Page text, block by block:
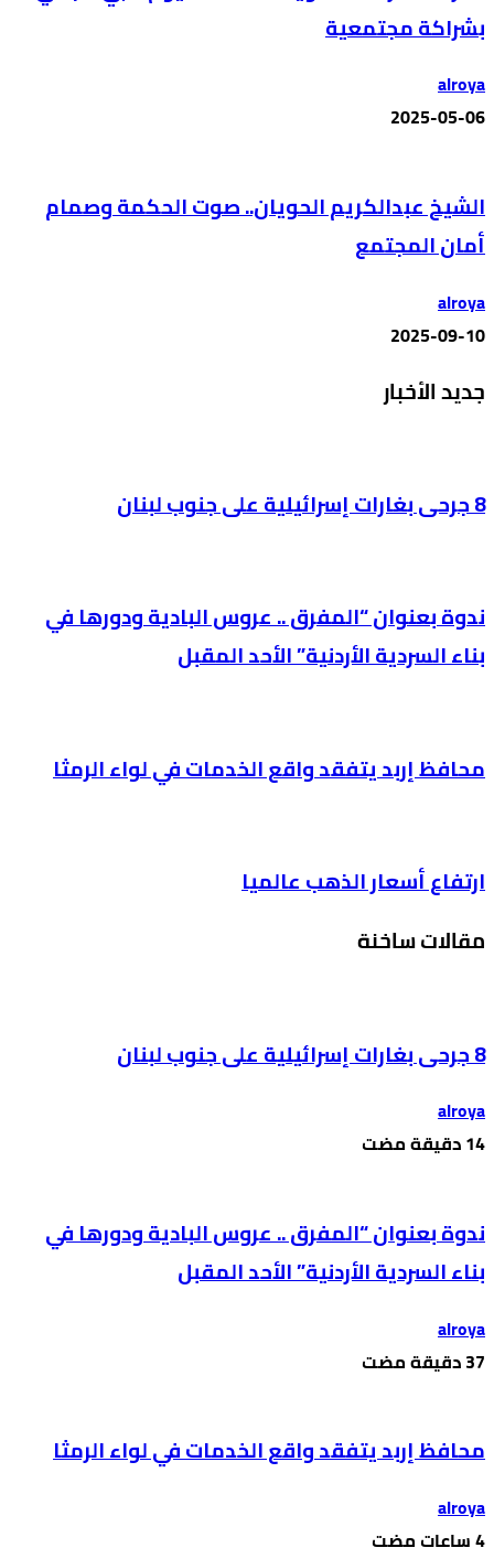
بشراكة مجتمعية
alroya
2025-05-06
الشيخ عبدالكريم الحويان.. صوت الحكمة وصمام
أمان المجتمع
alroya
2025-09-10
جديد الأخبار
8 جرحى بغارات إسرائيلية على جنوب لبنان
ندوة بعنوان “المفرق .. عروس البادية ودورها في
بناء السردية الأردنية” الأحد المقبل
محافظ إربد يتفقد واقع الخدمات في لواء الرمثا
ارتفاع أسعار الذهب عالميا
مقالات ساخنة
8 جرحى بغارات إسرائيلية على جنوب لبنان
alroya
ندوة بعنوان “المفرق .. عروس البادية ودورها في
بناء السردية الأردنية” الأحد المقبل
alroya
محافظ إربد يتفقد واقع الخدمات في لواء الرمثا
alroya